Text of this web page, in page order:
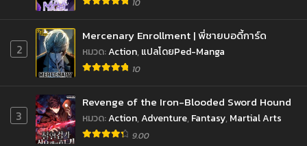
10
2
Mercenary Enrollment | พี่ชายบอดี้การ์ด
หมวด:Action, แปลโดยPed-Manga
10
3
Revenge of the Iron-Blooded Sword Hound
หมวด:Action,Adventure, Fantasy, Martial Arts
9.00